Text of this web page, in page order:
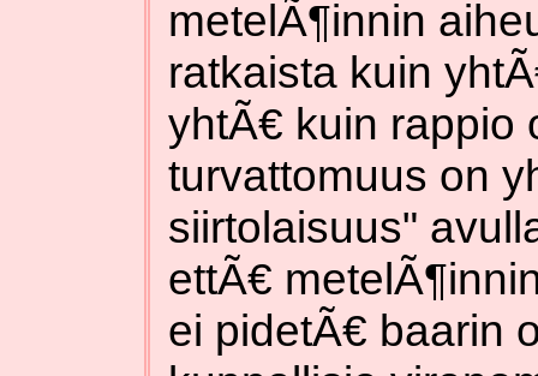
metelÃ¶innin
ratkaista kuin
yhtÃ€ kuin rappio
turvattomuus on
siirtolaisuus"
ettÃ€
ei pidetÃ€ baarin